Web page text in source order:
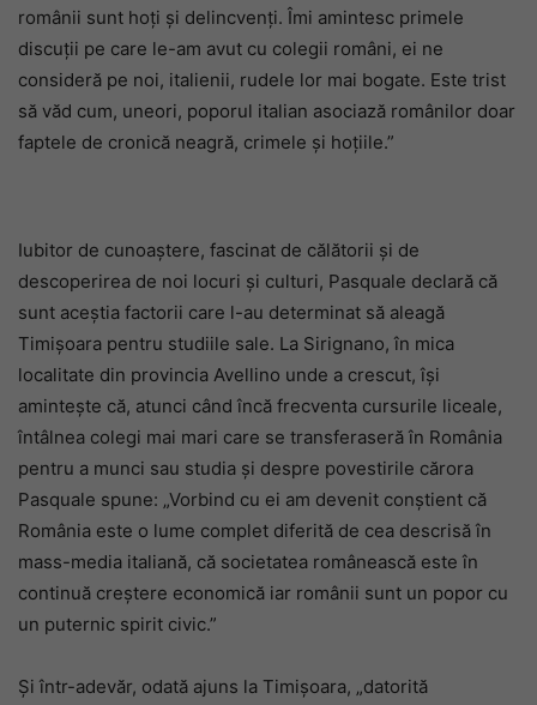
românii sunt hoți și delincvenți. Îmi amintesc primele
discuții pe care le-am avut cu colegii români, ei ne
consideră pe noi, italienii, rudele lor mai bogate. Este trist
să văd cum, uneori, poporul italian asociază românilor doar
faptele de cronică neagră, crimele și hoțiile.”
Iubitor de cunoaștere, fascinat de călătorii și de
descoperirea de noi locuri și culturi, Pasquale declară că
sunt aceștia factorii care l-au determinat să aleagă
Timișoara pentru studiile sale. La Sirignano, în mica
localitate din provincia Avellino unde a crescut, își
amintește că, atunci când încă frecventa cursurile liceale,
întâlnea colegi mai mari care se transferaseră în România
pentru a munci sau studia și despre povestirile cărora
Pasquale spune: „Vorbind cu ei am devenit conștient că
România este o lume complet diferită de cea descrisă în
mass-media italiană, că societatea românească este în
continuă creștere economică iar românii sunt un popor cu
un puternic spirit civic.”
Și într-adevăr, odată ajuns la Timișoara, „datorită